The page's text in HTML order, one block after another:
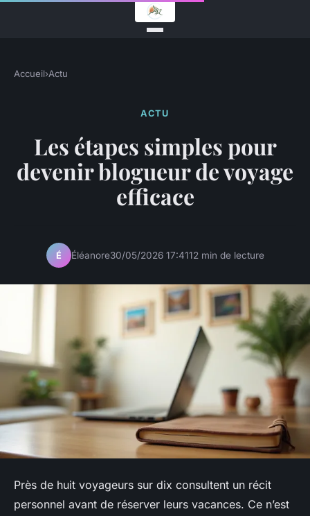
Accueil›Actu
ACTU
Les étapes simples pour
devenir blogueur de voyage
efficace
É Éléanore30/05/2026 17:4112 min de lecture
Près de huit voyageurs sur dix consultent un récit
personnel avant de réserver leurs vacances. Ce n’est